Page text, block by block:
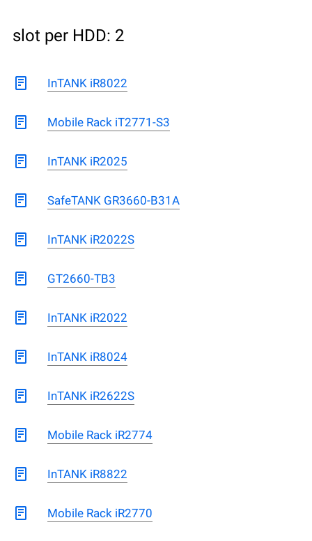
slot per HDD: 2
InTANK iR8022
Mobile Rack iT2771-S3
InTANK iR2025
SafeTANK GR3660-B31A
InTANK iR2022S
GT2660-TB3
InTANK iR2022
InTANK iR8024
InTANK iR2622S
Mobile Rack iR2774
InTANK iR8822
Mobile Rack iR2770